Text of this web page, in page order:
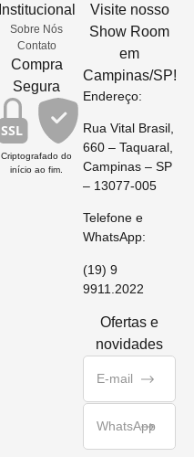
Institucional
Sobre Nós
Contato
Compra
Segura
SSL
Criptografado do
início ao fim.
Visite nosso
Show Room
em
Campinas/SP!
Endereço:
Rua Vital Brasil,
660 – Taquaral,
Campinas – SP
– 13077-005
Telefone e
WhatsApp:
(19) 9
9911.2022
Ofertas e
novidades